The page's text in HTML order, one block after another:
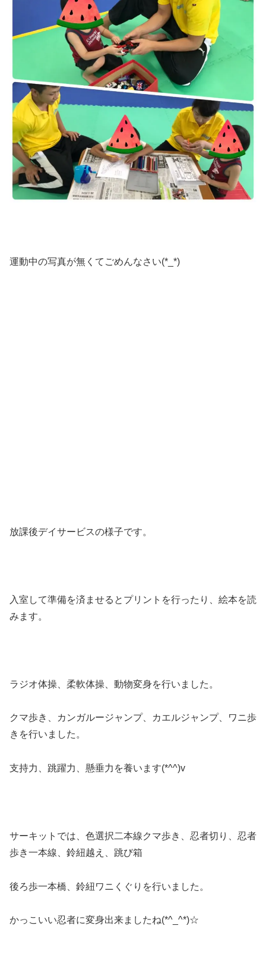
運動中の写真が無くてごめんなさい(*_*)
放課後デイサービスの様子です。
入室して準備を済ませるとプリントを行ったり、絵本を読
みます。
ラジオ体操、柔軟体操、動物変身を行いました。
クマ歩き、カンガルージャンプ、カエルジャンプ、ワニ歩
きを行いました。
支持力、跳躍力、懸垂力を養います(*^^)v
サーキットでは、色選択二本線クマ歩き、忍者切り、忍者
歩き一本線、鈴紐越え、跳び箱
後ろ歩一本橋、鈴紐ワニくぐりを行いました。
かっこいい忍者に変身出来ましたね(*^_^*)☆